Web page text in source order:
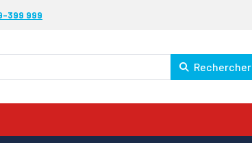
399 999
Rechercher